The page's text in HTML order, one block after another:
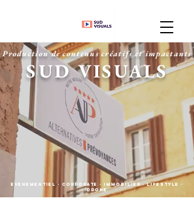
Production de contenus créatifs et impactants
SUD VISUALS
EVENEMENTIEL - Corporate - IMMOBILIER - lifeSTyle -
drone